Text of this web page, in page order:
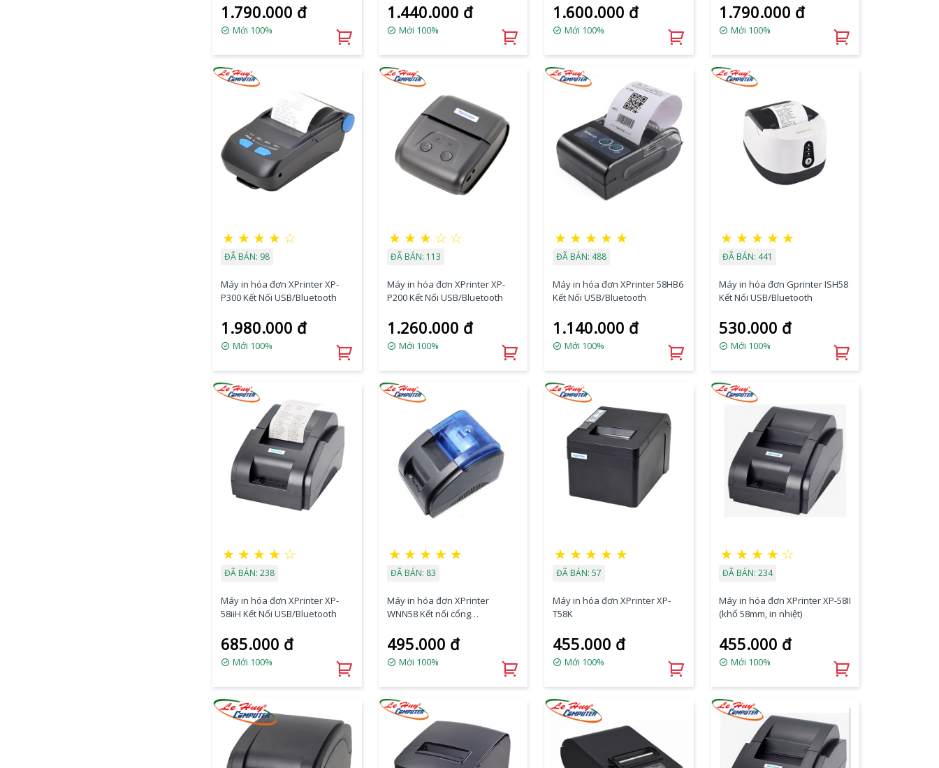
1.790.000 đ
Mới 100%
1.440.000 đ
Mới 100%
1.600.000 đ
Mới 100%
1.790.000 đ
Mới 100%
★ ★ ★ ★ ☆
ĐÃ BÁN: 98
Máy in hóa đơn XPrinter XP-
P300 Kết Nối USB/Bluetooth
1.980.000 đ
Mới 100%
★ ★ ★ ☆ ☆
ĐÃ BÁN: 113
Máy in hóa đơn XPrinter XP-
P200 Kết Nối USB/Bluetooth
1.260.000 đ
Mới 100%
★ ★ ★ ★ ★
ĐÃ BÁN: 488
Máy in hóa đơn XPrinter 58HB6
Kết Nối USB/Bluetooth
1.140.000 đ
Mới 100%
★ ★ ★ ★ ★
ĐÃ BÁN: 441
Máy in hóa đơn Gprinter ISH58
Kết Nối USB/Bluetooth
530.000 đ
Mới 100%
★ ★ ★ ★ ☆
ĐÃ BÁN: 238
Máy in hóa đơn XPrinter XP-
58iiH Kết Nối USB/Bluetooth
685.000 đ
Mới 100%
★ ★ ★ ★ ★
ĐÃ BÁN: 83
Máy in hóa đơn XPrinter
WNN58 Kết nối cổng
495.000 đ
Mới 100%
★ ★ ★ ★ ★
ĐÃ BÁN: 57
Máy in hóa đơn XPrinter XP-
T58K
455.000 đ
Mới 100%
★ ★ ★ ★ ☆
ĐÃ BÁN: 234
Máy in hóa đơn XPrinter XP-58II
(khổ 58mm, in nhiệt)
455.000 đ
Mới 100%